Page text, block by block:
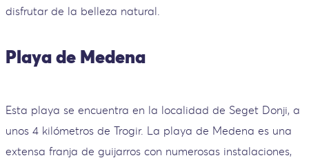
disfrutar de la belleza natural.
Playa de Medena
Esta playa se encuentra en la localidad de Seget Donji, a
unos 4 kilómetros de Trogir. La playa de Medena es una
extensa franja de guijarros con numerosas instalaciones,